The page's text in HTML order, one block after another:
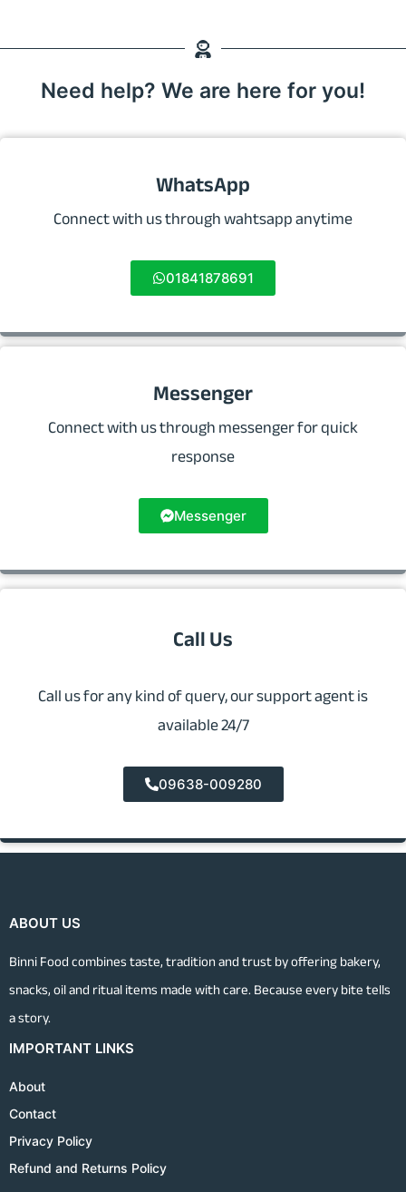
Need help? We are here for you!
WhatsApp
Connect with us through wahtsapp anytime
01841878691
Messenger
Connect with us through messenger for quick
response
Messenger
Call Us
Call us for any kind of query, our support agent is
available 24/7
09638-009280
ABOUT US
Binni Food combines taste, tradition and trust by offering bakery,
snacks, oil and ritual items made with care. Because every bite tells
a story.
IMPORTANT LINKS
About
Contact
Privacy Policy
Refund and Returns Policy